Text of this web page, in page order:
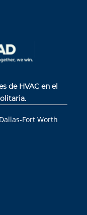
de HVAC en el
Fort Worth